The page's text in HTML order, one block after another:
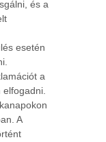
és a
esetén
a
A